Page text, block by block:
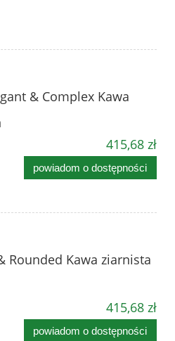
& Complex Kawa
415,68 zł
powiadom o dostępności
Rounded Kawa ziarnista
415,68 zł
powiadom o dostępności